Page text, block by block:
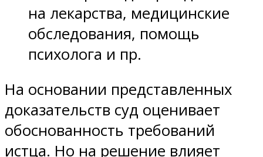
на лекарства, медицинские
обследования, помощь
психолога и пр.
На основании представленных
доказательств суд оценивает
обоснованность требований
истца. Но на решение влияет